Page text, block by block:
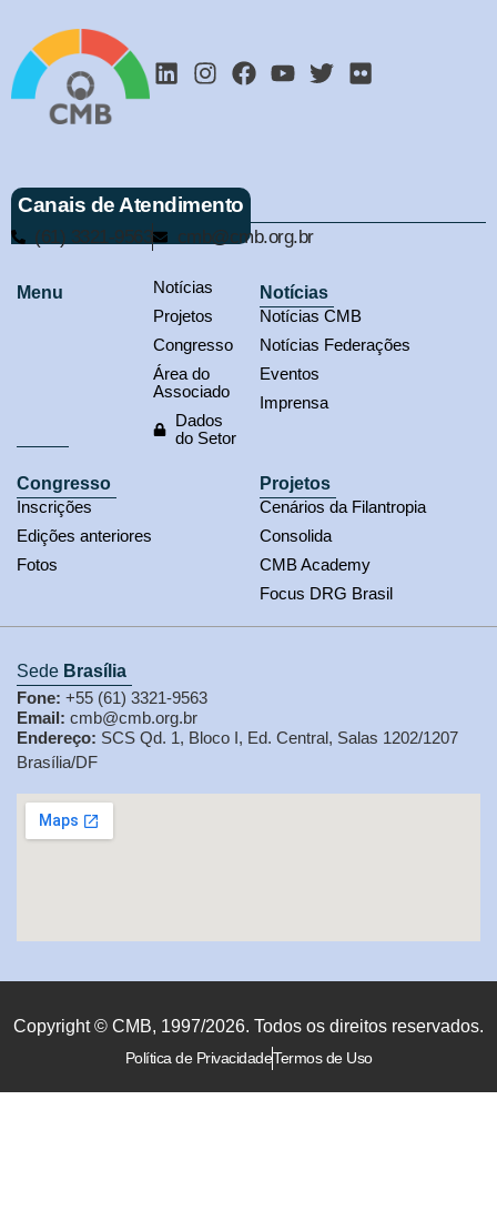
Canais de Atendimento
(61) 3321-9563 cmb@cmb.org.br
Menu
Notícias
Projetos
Congresso
Área do
Associado
Dados
do Setor
Notícias
Notícias CMB
Notícias Federações
Eventos
Imprensa
Congresso
Inscrições
Edições anteriores
Fotos
Projetos
Cenários da Filantropia
Consolida
CMB Academy
Focus DRG Brasil
Sede Brasília
Fone: +55 (61) 3321-9563
Email: cmb@cmb.org.br
Endereço: SCS Qd. 1, Bloco I, Ed. Central, Salas 1202/1207
Brasília/DF
Copyright © CMB, 1997/2026. Todos os direitos reservados.
Política de PrivacidadeTermos de Uso